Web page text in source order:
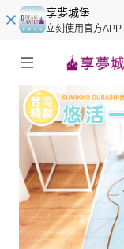
享夢城堡
立刻使用官方APP